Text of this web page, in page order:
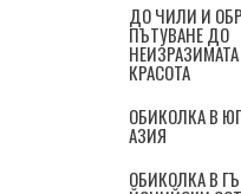
ДО ЧИЛИ И
ПЪТУВАНЕ ДО
КРАСОТА
ОБИКОЛКА В
АЗИЯ
ОБИКОЛКА В